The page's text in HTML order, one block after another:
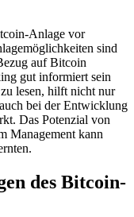
Anlage vor
sind
auf Bitcoin
gut informiert sein
lesen, hilft nicht nur
bei der Entwicklung
Das Potenzial von
Management kann
des Bitcoin-